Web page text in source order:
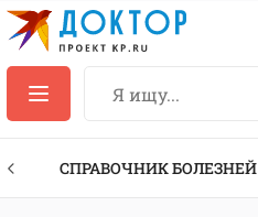
СПРАВОЧНИК БОЛЕЗНЕЙ